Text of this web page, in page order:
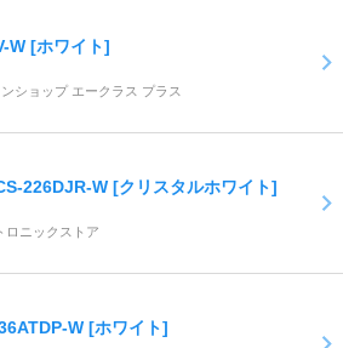
W [ホワイト]
ショップ エークラス プラス
226DJR-W [クリスタルホワイト]
ロニックストア
W [ホワイト]